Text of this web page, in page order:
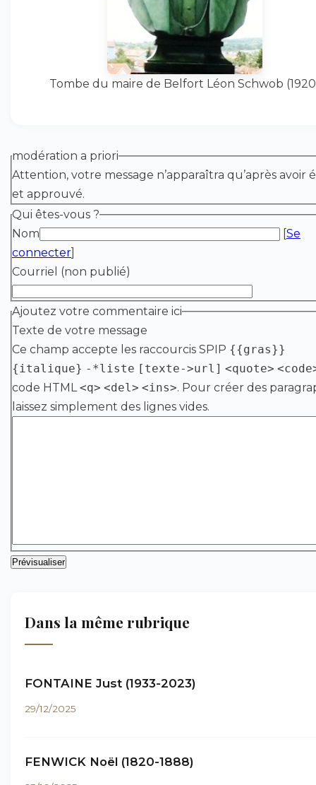
Tombe du maire de Belfort Léon Schwob
modération a priori
Attention, votre message n’apparaîtra qu’après avoir
et approuvé.
Qui êtes-vous ?
Nom
[Se
connecter]
Courriel (non publié)
Ajoutez votre commentaire ici
Texte de votre message
Ce champ accepte les raccourcis SPIP {{gras}}
{italique} -*liste [texte->url] <quote>
code HTML<q> <del> <ins>. Pour créer des
laissez simplement des lignes vides.
Dans la même rubrique
FONTAINE Just (1933-2023)
29/12/2025
FENWICK Noël (1820-1888)